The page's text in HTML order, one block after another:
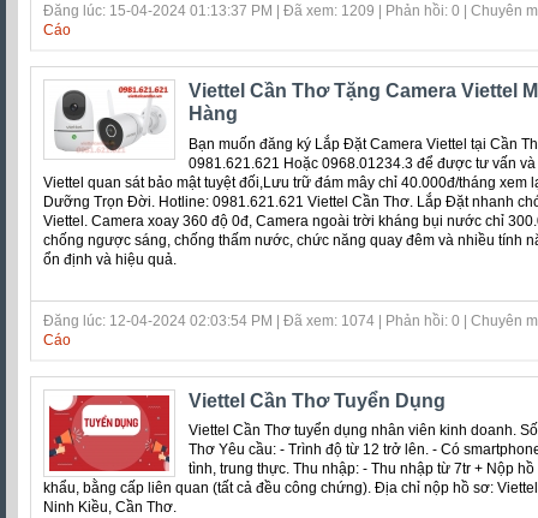
Đăng lúc: 15-04-2024 01:13:37 PM | Đã xem: 1209 | Phản hồi: 0 | Chuyên
Cáo
Viettel Cần Thơ Tặng Camera Viettel
Hàng
Bạn muốn đăng ký Lắp Đặt Camera Viettel tại Cần
0981.621.621 Hoặc 0968.01234.3 để được tư vấn
Viettel quan sát bảo mật tuyệt đối,Lưu trữ đám mây chỉ 40.000đ/tháng xem
Dưỡng Trọn Đời. Hotline: 0981.621.621 Viettel Cần Thơ. Lắp Đặt nhanh
Viettel. Camera xoay 360 độ 0đ, Camera ngoài trời kháng bụi nước chỉ
chống ngược sáng, chống thấm nước, chức năng quay đêm và nhiều tính
ổn định và hiệu quả.
Đăng lúc: 12-04-2024 02:03:54 PM | Đã xem: 1074 | Phản hồi: 0 | Chuyên
Cáo
Viettel Cần Thơ Tuyển Dụng
Viettel Cần Thơ tuyển dụng nhân viên kinh doanh.
Thơ Yêu cầu: - Trình độ từ 12 trở lên. - Có
tình, trung thực. Thu nhập: - Thu nhập từ 7tr + Nộp
khẩu, bằng cấp liên quan (tất cả đều công chứng). Địa chỉ nộp hồ sơ:
Ninh Kiều, Cần Thơ.